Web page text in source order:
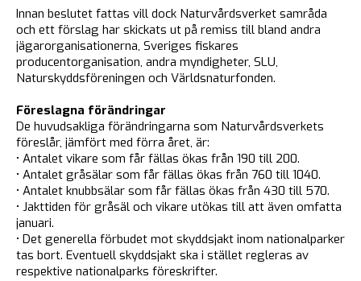
Innan beslutet fattas vill dock Naturvårdsverket samråda
och ett förslag har skickats ut på remiss till bland andra
jägarorganisationerna, Sveriges fiskares
producentorganisation, andra myndigheter, SLU,
Naturskyddsföreningen och Världsnaturfonden.
Föreslagna förändringar
De huvudsakliga förändringarna som Naturvårdsverkets
föreslår, jämfört med förra året, är:
• Antalet vikare som får fällas ökas från 190 till 200.
• Antalet gråsälar som får fällas ökas från 760 till 1040.
• Antalet knubbsälar som får fällas ökas från 430 till 570.
• Jakttiden för gråsäl och vikare utökas till att även omfatta
januari.
• Det generella förbudet mot skyddsjakt inom nationalparker
tas bort. Eventuell skyddsjakt ska i stället regleras av
respektive nationalparks föreskrifter.